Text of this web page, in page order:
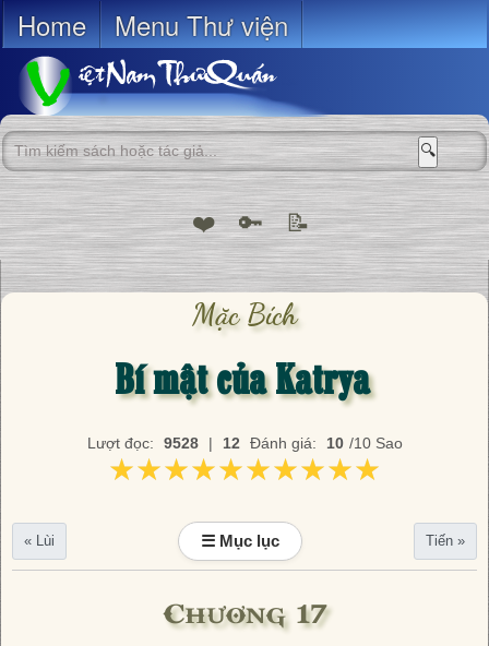
Home Menu Thư viện
🔍
❤️ 🔑 📝
Mặc Bích
Bí mật của Katrya
Lượt đọc: 9528 | 12 Đánh giá: 10 /10 Sao
★★★★★★★★★★
★★★★★★★★★★
« Lùi ☰ Mục lục Tiến »
Chương 17